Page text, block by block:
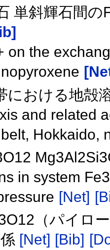
単斜輝石間
on the
における地殻
and related
Hokkaido,
in system
[Net]
（パイロ
[Net] [Bib]